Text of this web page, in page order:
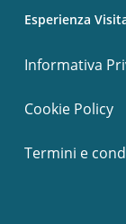
Esperienza
Informativa
Cookie Policy
Termini e